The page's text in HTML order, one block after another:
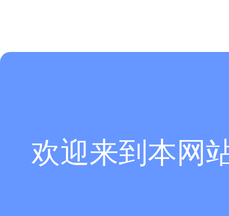
欢迎来到本网